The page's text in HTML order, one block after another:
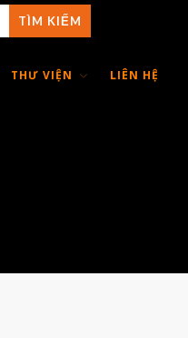
Máy in 3D EOS
THƯ VIỆN LIÊN HỆ